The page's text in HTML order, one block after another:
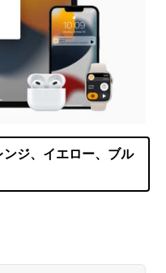
ジ、イエロー、ブル